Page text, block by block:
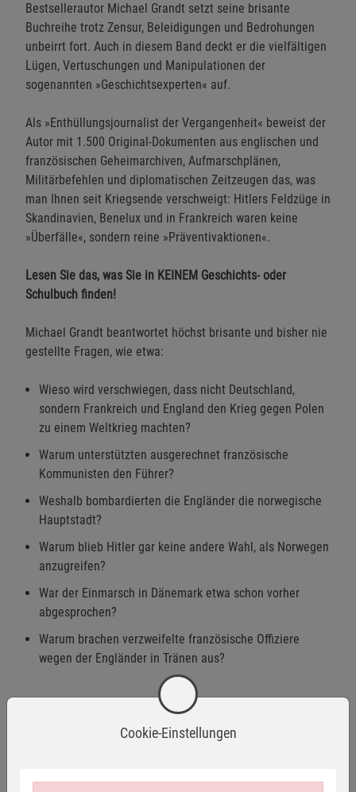
Bestsellerautor Michael Grandt setzt seine brisante
Buchreihe trotz Zensur, Beleidigungen und Bedrohungen
unbeirrt fort. Auch in diesem Band deckt er die vielfältigen
Lügen, Vertuschungen und Manipulationen der
sogenannten »Geschichtsexperten« auf.
Als »Enthüllungsjournalist der Vergangenheit« beweist der
Autor mit 1.500 Original-Dokumenten aus englischen und
französischen Geheimarchiven, Aufmarschplänen,
Militärbefehlen und diplomatischen Zeitzeugen das, was
man Ihnen seit Kriegsende verschweigt: Hitlers Feldzüge in
Skandinavien, Benelux und in Frankreich waren keine
»Überfälle«, sondern reine »Präventivaktionen«.
Lesen Sie das, was Sie in KEINEM Geschichts- oder
Schulbuch finden!
Michael Grandt beantwortet höchst brisante und bisher nie
gestellte Fragen, wie etwa:
Wieso wird verschwiegen, dass nicht Deutschland,
sondern Frankreich und England den Krieg gegen Polen
zu einem Weltkrieg machten?
Warum unterstützten ausgerechnet französische
Kommunisten den Führer?
Weshalb bombardierten die Engländer die norwegische
Hauptstadt?
Warum blieb Hitler gar keine andere Wahl, als Norwegen
anzugreifen?
War der Einmarsch in Dänemark etwa schon vorher
abgesprochen?
Warum brachen verzweifelte französische Offiziere
wegen der Engländer in Tränen aus?
Erfahren Sie außerdem:
sowjetische Hilfe nicht möglich gewesen wäre.
Cookie-Einstellungen